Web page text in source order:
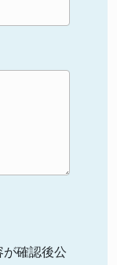
確認後公